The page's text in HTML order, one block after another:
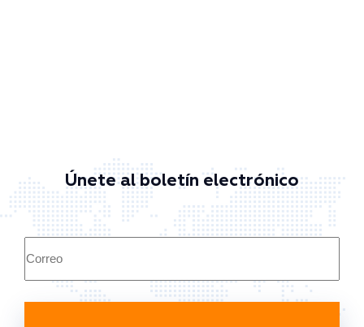
Únete al boletín electrónico